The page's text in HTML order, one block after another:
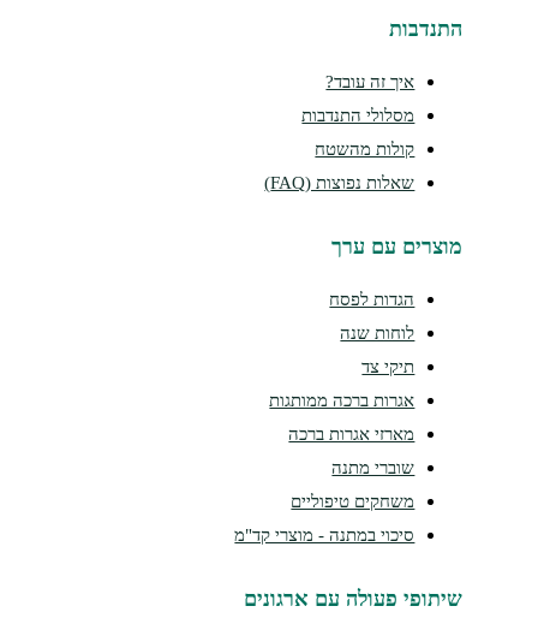
איך זה עובד?
מסלולי התנדבות
קולות מהשטח
שאלות נפוצות (FAQ)
עם ערך
הגדות לפסח
לוחות שנה
אגרות ברכה ממותגות
מארזי אגרות ברכה
שוברי מתנה
משחקים טיפוליים
סיכוי במתנה - מוצרי קד"מ
פעולה עם ארגונים